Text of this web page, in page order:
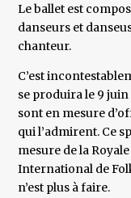
Le ballet est
danseurs et
chanteur.
C’est
se produira le 9
sont en mesure
qui l’admirent. Ce
mesure de la
International de
n’est plus à faire.